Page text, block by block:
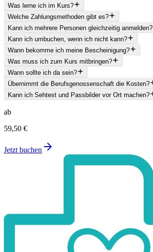
Was lerne ich im Kurs?
Welche Zahlungsmethoden gibt es?
Kann ich mehrere Personen gleichzeitig anmelden?
Kann ich umbuchen, wenn ich nicht kann?
Wann bekomme ich meine Bescheinigung?
Was muss ich zum Kurs mitbringen?
Wann sollte ich da sein?
Übernimmt die Berufsgenossenschaft die Kosten?
Kann ich Sehtest und Passbilder vor Ort machen?
ab
59,50 €
Jetzt buchen